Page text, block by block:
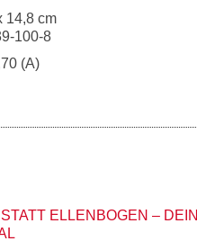
14,8 cm
100-8
(A)
ELLENBOGEN – DEIN